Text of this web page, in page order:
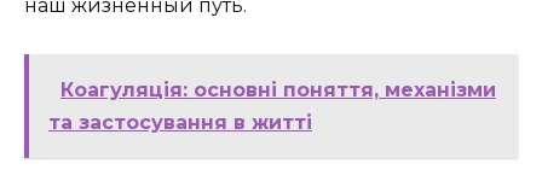
наш жизненный путь.
Коагуляція: основні поняття, механізми
та застосування в житті